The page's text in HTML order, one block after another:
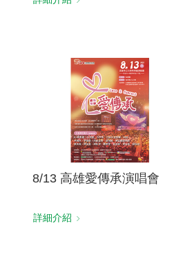
8/13 高雄愛傳承演唱會
詳細介紹